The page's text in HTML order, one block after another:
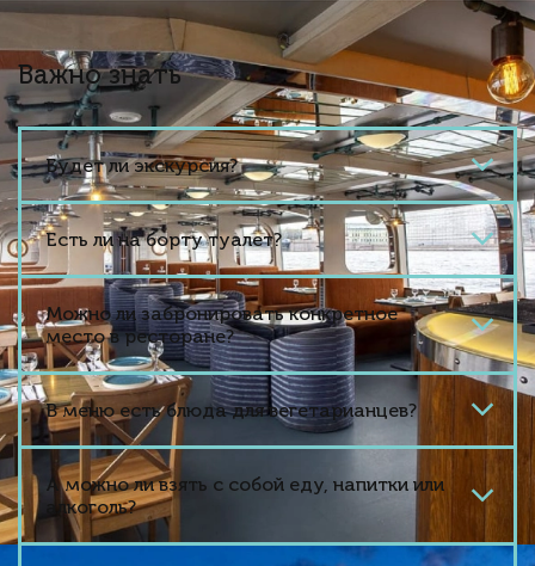
Важно знать
Будет ли экскурсия?
Есть ли на борту туалет?
Можно ли забронировать конкретное
место в ресторане?
В меню есть блюда для вегетарианцев?
А можно ли взять с собой еду, напитки или
алкоголь?